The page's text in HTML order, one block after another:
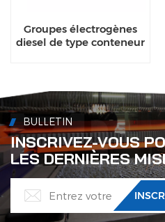
Groupes électrogènes
diesel de type conteneur
BULLETIN
INSCRIVEZ-VOUS
LES DERNIÈRES